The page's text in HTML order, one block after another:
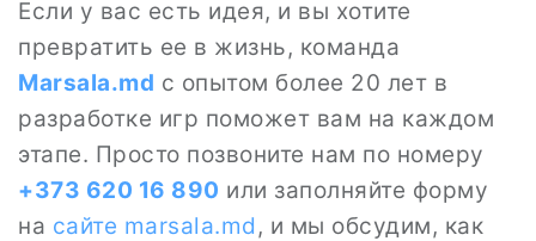
Если у вас есть идея, и вы хотите
превратить ее в жизнь, команда
Marsala.md с опытом более 20 лет в
разработке игр поможет вам на каждом
этапе. Просто позвоните нам по номеру
+373 620 16 890 или заполняйте форму
на сайте marsala.md , и мы обсудим, как